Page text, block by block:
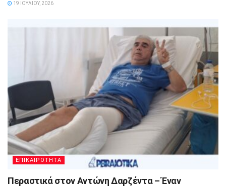
19 ΙΟΥΛΊΟΥ, 2026
ΕΠΙΚΑΙΡΟΤΗΤΑ
Περαστικά στον Αντώνη Δαρζέντα – Έναν